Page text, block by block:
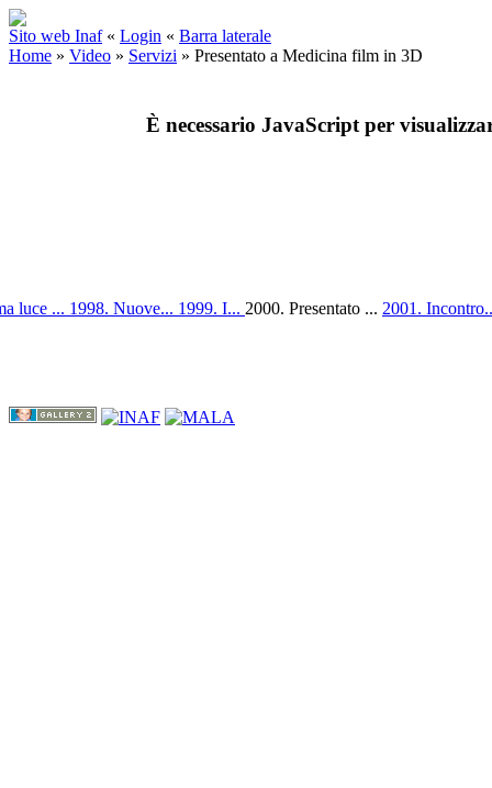
Sito web Inaf « Login « Barra laterale
Home » Video » Servizi » Presentato a Medicina film in 3D
È necessario JavaScript per
luce ... 1998. Nuove... 1999. I... 2000. Presentato ... 2001.